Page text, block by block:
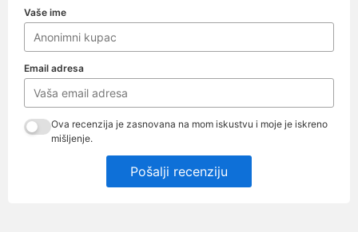
Vaše ime
Email adresa
Ova recenzija je zasnovana na mom iskustvu i moje je iskreno
mišljenje.
Pošalji recenziju